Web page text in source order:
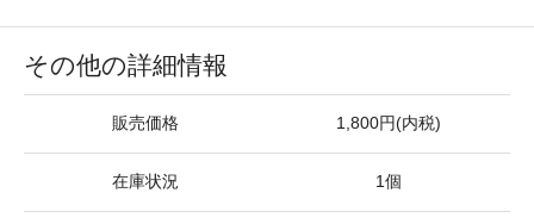
その他の詳細情報
販売価格 1,800円(内税)
在庫状況 1個